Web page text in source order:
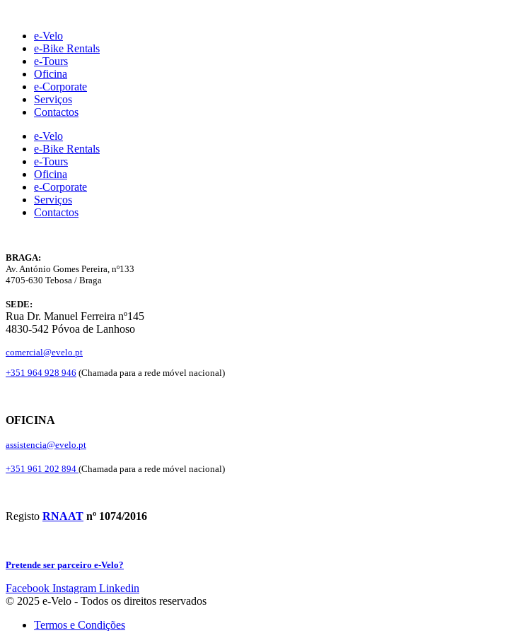
contente-Velo
e-Bike Rentals
e-Tours
Oficina
e-Corporate
Serviços
Contactos
e-Velo
e-Bike Rentals
e-Tours
Oficina
e-Corporate
Serviços
Contactos
BRAGA:
Av. António Gomes Pereira, nº133
4705-630 Tebosa / Braga
SEDE:
Rua Dr. Manuel Ferreira nº145
4830-542 Póvoa de Lanhoso
comercial@evelo.pt
+351 964 928 946 (Chamada para a rede móvel nacional)
OFICINA
assistencia@evelo.pt
+351 961 202 894 (Chamada para a rede móvel nacional)
Registo RNAAT nº 1074/2016
Pretende ser parceiro e-Velo?
Facebook Instagram Linkedin
© 2025 e-Velo - Todos os direitos reservados
Termos e Condições